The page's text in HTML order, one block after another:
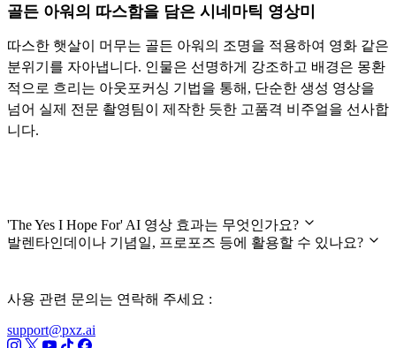
골든 아워의 따스함을 담은 시네마틱 영상미
따스한 햇살이 머무는 골든 아워의 조명을 적용하여 영화 같은
분위기를 자아냅니다. 인물은 선명하게 강조하고 배경은 몽환
적으로 흐리는 아웃포커싱 기법을 통해, 단순한 생성 영상을
넘어 실제 전문 촬영팀이 제작한 듯한 고품격 비주얼을 선사합
니다.
'The Yes I Hope For' AI 영상 효과는 무엇인가요?
발렌타인데이나 기념일, 프로포즈 등에 활용할 수 있나요?
사용 관련 문의는 연락해 주세요 :
support@pxz.ai